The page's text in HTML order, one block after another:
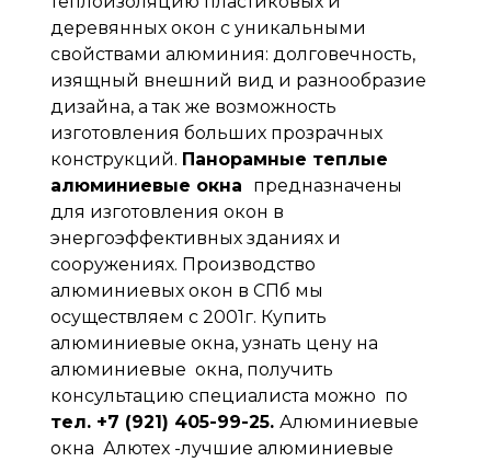
деревянных окон с уникальными
свойствами алюминия: долговечность,
изящный внешний вид и разнообразие
дизайна, а так же возможность
изготовления больших прозрачных
конструкций. Панорамные теплые
алюминиевые окна предназначены
для изготовления окон в
энергоэффективных зданиях и
сооружениях. Производство
алюминиевых окон в СПб мы
осуществляем с 2001г. Купить
алюминиевые окна, узнать цену на
алюминиевые окна, получить
консультацию специалиста можно по
тел. +7 (921) 405-99-25. Алюминиевые
окна Алютех -лучшие алюминиевые